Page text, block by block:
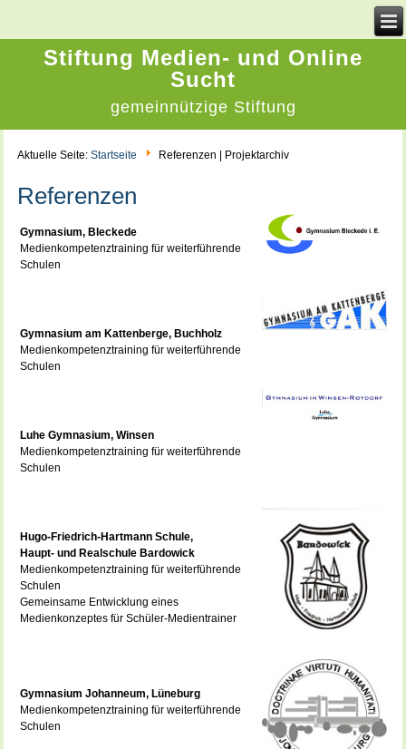
Stiftung Medien- und Online
Sucht
gemeinnützige Stiftung
Aktuelle Seite:Startseite Referenzen | Projektarchiv
Referenzen
Gymnasium, Bleckede
Medienkompetenztraining für weiterführende
Schulen
Gymnasium am Kattenberge, Buchholz
Medienkompetenztraining für weiterführende
Schulen
Luhe Gymnasium, Winsen
Medienkompetenztraining für weiterführende
Schulen
Hugo-Friedrich-Hartmann Schule,
Haupt- und Realschule Bardowick
Medienkompetenztraining für weiterführende
Schulen
Gemeinsame Entwicklung eines
Medienkonzeptes für Schüler-Medientrainer
Gymnasium Johanneum, Lüneburg
Medienkompetenztraining für weiterführende
Schulen